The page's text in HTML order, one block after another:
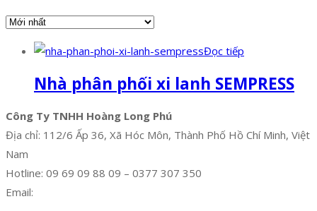
Đọc tiếp
Nhà phân phối xi lanh SEMPRESS
Công Ty TNHH Hoàng Long Phú
Địa chỉ: 112/6 Ấp 36, Xã Hóc Môn, Thành Phố Hồ Chí Minh, Việt
Nam
Hotline: 09 69 09 88 09 – 0377 307 350
Email: